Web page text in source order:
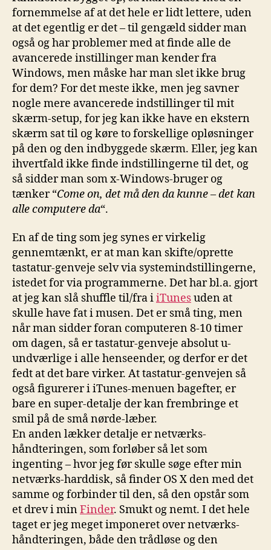
fornemmelse af at det hele er lidt lettere, uden
at det egentlig er det – til gengæld sidder man
også og har problemer med at finde alle de
avancerede instillinger man kender fra
Windows, men måske har man slet ikke brug
for dem? For det meste ikke, men jeg savner
nogle mere avancerede indstillinger til mit
skærm-setup, for jeg kan ikke have en ekstern
skærm sat til og køre to forskellige opløsninger
på den og den indbyggede skærm. Eller, jeg kan
ihvertfald ikke finde indstillingerne til det, og
så sidder man som x-Windows-bruger og
tænker “Come on, det må den da kunne – det kan
alle computere da“.
En af de ting som jeg synes er virkelig
gennemtænkt, er at man kan skifte/oprette
tastatur-genveje selv via systemindstillingerne,
istedet for via programmerne. Det har bl.a. gjort
at jeg kan slå shuffle til/fra iiTunesuden at
skulle have fat i musen. Det er små ting, men
når man sidder foran computeren 8-10 timer
om dagen, så er tastatur-genveje absolut u-
undværlige i alle henseender, og derfor er det
fedt at det bare virker. At tastatur-genvejen så
også figurerer i iTunes-menuen bagefter, er
bare en super-detalje der kan frembringe et
smil på de små nørde-læber.
En anden lækker detalje er netværks-
håndteringen, som forløber så let som
ingenting – hvor jeg før skulle søge efter min
netværks-harddisk, så finder OS X den med det
samme og forbinder til den, så den opstår som
et drev i minFinder. Smukt og nemt. I det hele
taget er jeg meget imponeret over netværks-
håndteringen, både den trådløse og den